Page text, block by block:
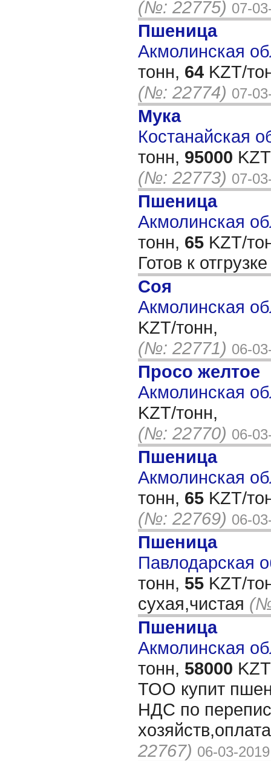
(№: 22775) 07-
Пшеница
Акмолинская
тонн, 64 KZT/
(№: 22774) 07-
Мука
Костанайская
тонн, 95000
(№: 22773) 07-
Пшеница
Акмолинская
тонн, 65 KZT/
Готов к
Соя
Акмолинская
KZT/тонн,
(№: 22771) 06-
Просо желтое
Акмолинская
KZT/тонн,
(№: 22770) 06-
Пшеница
Акмолинская
тонн, 65 KZT/
(№: 22769) 06-
Пшеница
Павлодарская
тонн, 55 KZT/
сухая,чистая
Пшеница
Акмолинская
тонн, 58000
ТОО купит
НДС по
22767) 06-03-2019